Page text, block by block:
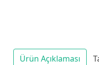
Ürün Açıklaması